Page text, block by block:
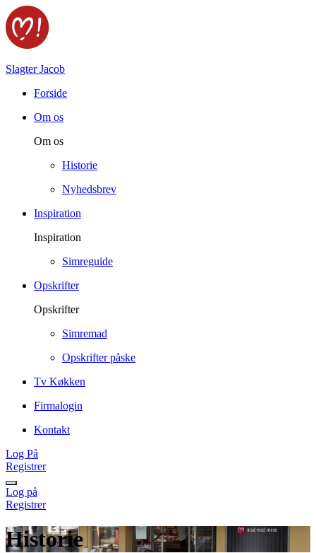
Slagter Jacob
Forside
Om os
Om os
Historie
Nyhedsbrev
Inspiration
Inspiration
Simreguide
Opskrifter
Opskrifter
Simremad
Opskrifter påske
Tv Køkken
Firmalogin
Kontakt
Log På
Registrer
Log på
Registrer
Historie